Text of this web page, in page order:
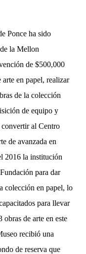
Ponce ha sido
la Mellon
de $500,000
en papel, realizar
de la colección
de equipo y
convertir al Centro
de avanzada en
2016 la institución
para dar
colección en papel, lo
para llevar
de arte en este
recibió una
de reserva que